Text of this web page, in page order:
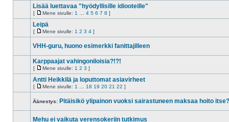
viestiketju
lukittu.
Et
voi
vastata
tai
muokata
viestejäsi
lukemattomia
viestejä
Lisää luettavaa "hyödyllisille idiooteille"
[
Mene
sivulle
Mene sivulle: 1 4 5 6 7 8 ]
viestejä
Leipä
[
Mene
Mene sivulle: 1 2 3 4 ]
lukemattomia
viestejä
VHH-guru, huono esimerkki fanittajilleen
lukemattomia
viestejä
Karppaajat vahingoniloisia?!?!
[
Mene
sivulle
Mene sivulle: 1 2 3 ]
viestejä
Antti Heikkilä ja loputtomat asiavirheet
[
Mene
Mene sivulle: 1 18 19 20 21 22 ]
viestejä
Äänestys: Pitäisikö ylipainon vuoksi sairastuneen maksaa hoito itse?
Mehu ei vaikuta verensokeriin tutkimus